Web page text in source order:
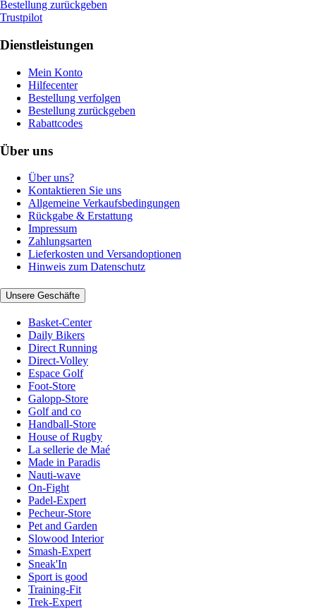
Bestellung zurückgeben
Trustpilot
Dienstleistungen
Mein Konto
Hilfecenter
Bestellung verfolgen
Bestellung zurückgeben
Rabattcodes
Über uns
Über uns?
Kontaktieren Sie uns
Allgemeine Verkaufsbedingungen
Rückgabe & Erstattung
Impressum
Zahlungsarten
Lieferkosten und Versandoptionen
Hinweis zum Datenschutz
Unsere Geschäfte
Basket-Center
Daily Bikers
Direct Running
Direct-Volley
Espace Golf
Foot-Store
Galopp-Store
Golf and co
Handball-Store
House of Rugby
La sellerie de Maé
Made in Paradis
Nauti-wave
On-Fight
Padel-Expert
Pecheur-Store
Pet and Garden
Slowood Interior
Smash-Expert
Sneak'In
Sport is good
Training-Fit
Trek-Expert